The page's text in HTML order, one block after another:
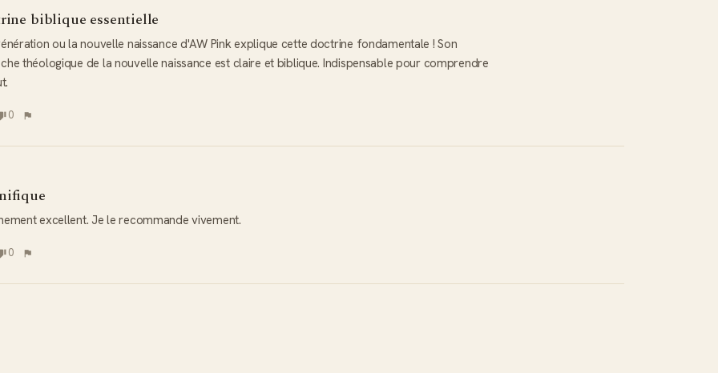
biblique essentielle
ou la nouvelle naissance d'AW Pink explique cette doctrine fondamentale ! Son
théologique de la nouvelle naissance est claire et biblique. Indispensable pour comprendre
0
excellent. Je le recommande vivement.
0